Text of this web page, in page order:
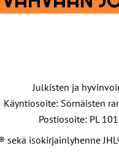
Julkisten ja
Käyntiosoite: Sörnäisten
Postiosoite: PL
sekä isokirjainlyhenne